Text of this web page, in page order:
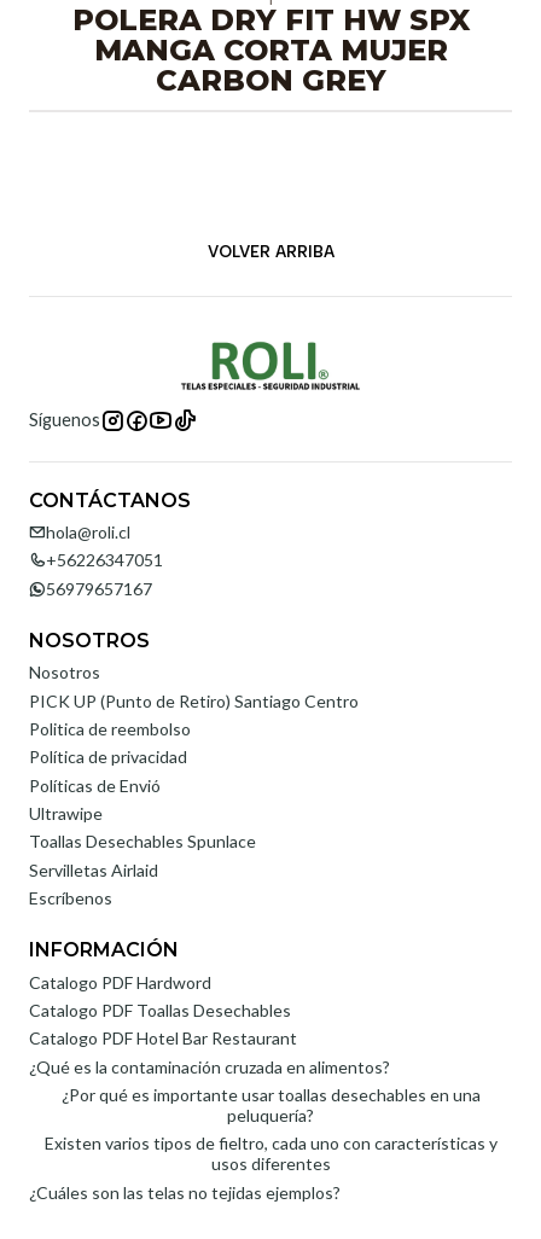
POLERA DRY FIT HW SPX
MANGA CORTA MUJER
CARBON GREY
VOLVER ARRIBA
Síguenos
CONTÁCTANOS
hola@roli.cl
+56226347051
56979657167
NOSOTROS
Nosotros
PICK UP (Punto de Retiro) Santiago Centro
Politica de reembolso
Política de privacidad
Políticas de Envió
Ultrawipe
Toallas Desechables Spunlace
Servilletas Airlaid
Escríbenos
INFORMACIÓN
Catalogo PDF Hardword
Catalogo PDF Toallas Desechables
Catalogo PDF Hotel Bar Restaurant
¿Qué es la contaminación cruzada en alimentos?
¿Por qué es importante usar toallas desechables en una
peluquería?
Existen varios tipos de fieltro, cada uno con características y
usos diferentes
¿Cuáles son las telas no tejidas ejemplos?